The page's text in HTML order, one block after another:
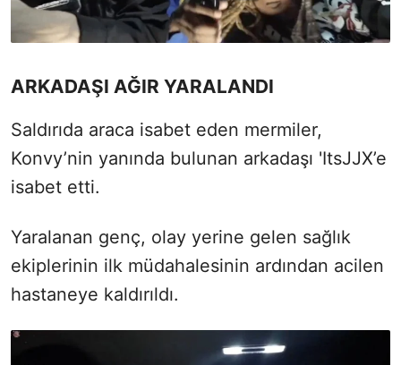
ARKADAŞI AĞIR YARALANDI
Saldırıda araca isabet eden mermiler,
Konvy’nin yanında bulunan arkadaşı 'ItsJJX’e
isabet etti.
Yaralanan genç, olay yerine gelen sağlık
ekiplerinin ilk müdahalesinin ardından acilen
hastaneye kaldırıldı.